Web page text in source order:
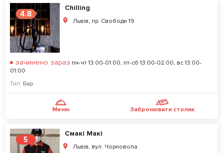
4.8
Chilling
Львів, пр. Свободи 19
зачинено зараз пн-чт 13:00-01:00, пт-сб 13:00-02:00, вс 13:00-
01:00
Тип: Бар
Меню Забронювати столик
5
Смакі Макі
Львів, вул. Чорновола